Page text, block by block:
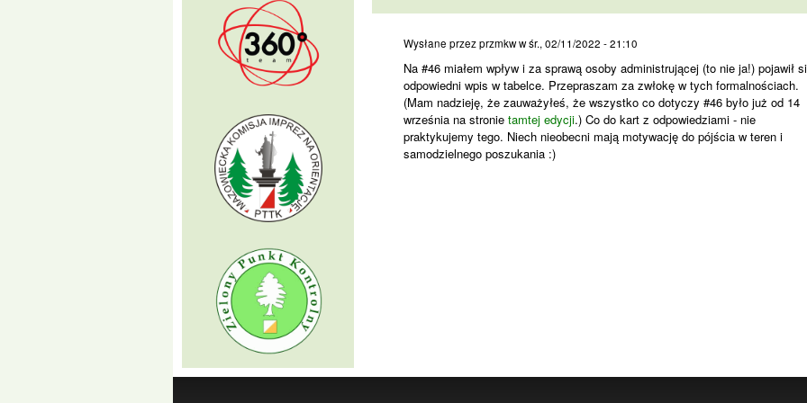
Na #46 miałem wpływ i za
Wysłane przezprzmkwwśr., 02/11/2022 - 21:10
Na #46 miałem wpływ i za sprawą osoby administrującej (to nie ja!) pojawił
odpowiedni wpis w tabelce. Przepraszam za zwłokę w tych formalnościach.
(Mam nadzieję, że zauważyłeś, że wszystko co dotyczy #46 było już od 14
września na stronietamtej edycji.) Co do kart z odpowiedziami - nie
praktykujemy tego. Niech nieobecni mają motywację do pójścia w teren i
samodzielnego poszukania :)